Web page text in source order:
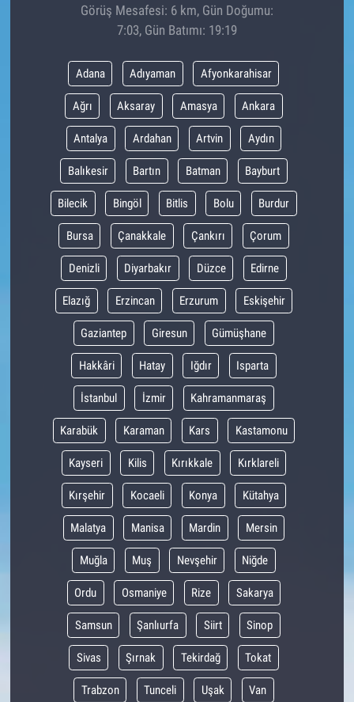
Görüş Mesafesi: 6 km, Gün Doğumu:
7:03, Gün Batımı: 19:19
Adana Adıyaman Afyonkarahisar
Ağrı Aksaray Amasya Ankara
Antalya Ardahan Artvin Aydın
Balıkesir Bartın Batman Bayburt
Bilecik Bingöl Bitlis Bolu Burdur
Bursa Çanakkale Çankırı Çorum
Denizli Diyarbakır Düzce Edirne
Elazığ Erzincan Erzurum Eskişehir
Gaziantep Giresun Gümüşhane
Hakkâri Hatay Iğdır Isparta
İstanbul İzmir Kahramanmaraş
Karabük Karaman Kars Kastamonu
Kayseri Kilis Kırıkkale Kırklareli
Kırşehir Kocaeli Konya Kütahya
Malatya Manisa Mardin Mersin
Muğla Muş Nevşehir Niğde
Ordu Osmaniye Rize Sakarya
Samsun Şanlıurfa Siirt Sinop
Sivas Şırnak Tekirdağ Tokat
Trabzon Tunceli Uşak Van